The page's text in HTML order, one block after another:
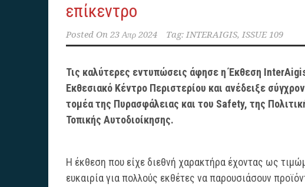
επίκεντρο
Posted On 23 Απρ 2024 Tag: INTERAIGIS, ISSUE 109
Τις καλύτερες εντυπώσεις άφησε η Έκθεση
Εκθεσιακό Κέντρο Περιστερίου και ανέδειξε
τομέα της Πυρασφάλειας και του Safety, της
Τοπικής Αυτοδιοίκησης.
Η έκθεση που είχε διεθνή χαρακτήρα έχοντας ως
ευκαιρία για πολλούς εκθέτες να παρουσιάσουν